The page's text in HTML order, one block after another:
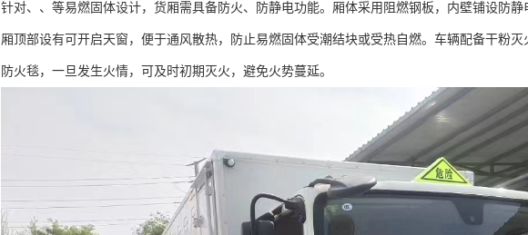
针对、、等易燃固体设计，货厢需具备防火、防静电功能。厢体采用阻燃钢板，内壁铺设防
厢顶部设有可开启天窗，便于通风散热，防止易燃固体受潮结块或受热自燃。车辆配备干粉灭
防火毯，一旦发生火情，可及时初期灭火，避免火势蔓延。​